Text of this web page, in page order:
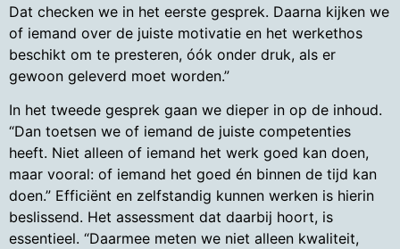
Dat checken we in het eerste gesprek. Daarna kijken we
of iemand over de juiste motivatie en het werkethos
beschikt om te presteren, óók onder druk, als er
gewoon geleverd moet worden.”
In het tweede gesprek gaan we dieper in op de inhoud.
“Dan toetsen we of iemand de juiste competenties
heeft. Niet alleen of iemand het werk goed kan doen,
maar vooral: of iemand het goed én binnen de tijd kan
doen.” Efficiënt en zelfstandig kunnen werken is hierin
beslissend. Het assessment dat daarbij hoort, is
essentieel. “Daarmee meten we niet alleen kwaliteit,